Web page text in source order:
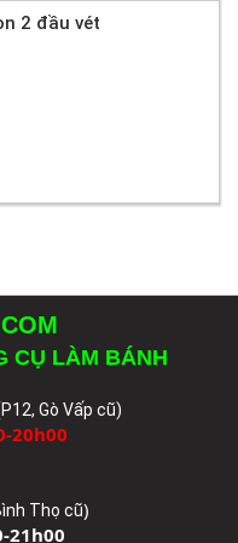
2 đầu vét
CỤ LÀM BÁNH
Gò Vấp cũ)
20h00
Thọ cũ)
21h00